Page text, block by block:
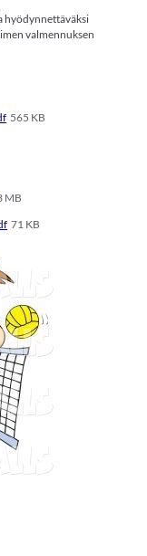
hyödynnettäväksi
valmennuksen
565 KB
MB
71 KB